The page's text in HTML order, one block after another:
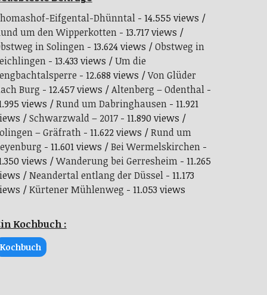
Eifgental-Dhünntal- 14.555 views
um den Wipperkotten- 13.717 views
in Solingen- 13.624 views
Obstweg in
- 13.433 views
Um die
- 12.688 views
Von Glüder
Burg - 12.457 views Altenberg – Odenthal-
views
Rund um Dabringhausen- 11.921
Schwarzwald – 2017- 11.890 views
– Gräfrath- 11.622 views
Rund um
- 11.601 views Bei Wermelskirchen-
views
Wanderung bei Gerresheim- 11.265
Neandertal entlang der Düssel- 11.173
Kürtener Mühlenweg - 11.053 views
Kochbuch :
Kochbuch